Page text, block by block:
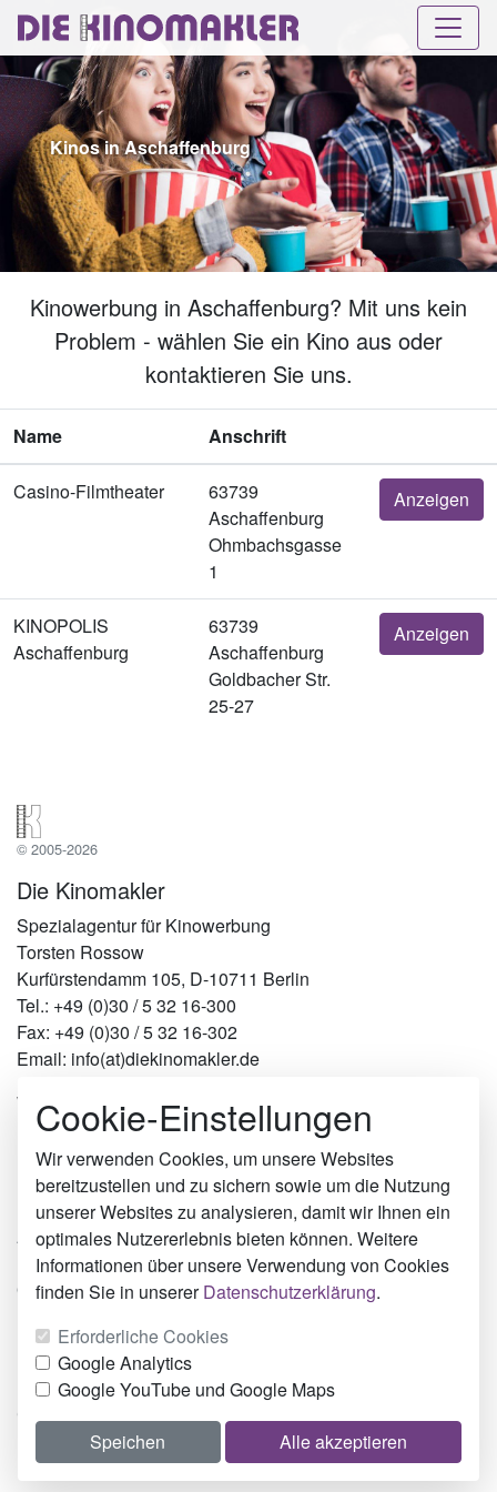
Kinos in Aschaffenburg
Kinowerbung in Aschaffenburg? Mit uns kein
Problem - wählen Sie ein Kino aus oder
kontaktieren Sie uns.
Name Anschrift
Casino-Filmtheater
63739
Aschaffenburg
Ohmbachsgasse
1
Anzeigen
KINOPOLIS
Aschaffenburg
63739
Aschaffenburg
Goldbacher Str.
25-27
Anzeigen
© 2005-2026
Die Kinomakler
Spezialagentur für Kinowerbung
Torsten Rossow
Kurfürstendamm 105, D-10711 Berlin
Tel.: +49 (0)30 / 5 32 16-300
Fax: +49 (0)30 / 5 32 16-302
Email: info(at)diekinomakler.de
Werben in Städten
Berlin
Hamburg
München
Köln
Ahaus
Hof
Oberviechtach
Über uns
Impressum
Datenschutz
Cookie-Einstellungen
Cookie-Einstellungen
Wir verwenden Cookies, um unsere Websites
bereitzustellen und zu sichern sowie um die Nutzung
unserer Websites zu analysieren, damit wir Ihnen ein
optimales Nutzererlebnis bieten können. Weitere
Informationen über unsere Verwendung von Cookies
finden Sie in unsererDatenschutzerklärung.
Erforderliche Cookies
Google Analytics
Google YouTube und Google Maps
Speichen Alle akzeptieren